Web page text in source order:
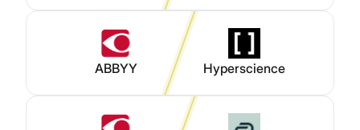
ABBYY Hyperscience